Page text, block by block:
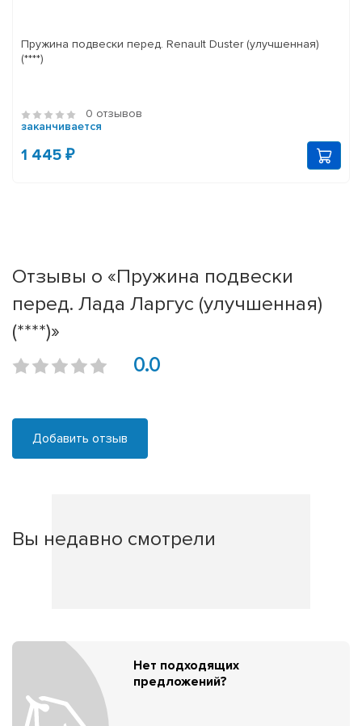
Пружина подвески перед. Renault Duster (улучшенная)
(****)
0 отзывов
заканчивается
1 445 ₽
Отзывы о «Пружина подвески
перед. Лада Ларгус (улучшенная)
(****)»
0.0
Добавить отзыв
Вы недавно смотрели
Нет подходящих
предложений?